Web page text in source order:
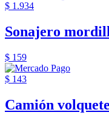
$ 1.934
Sonajero
$ 159
$ 143
Camión